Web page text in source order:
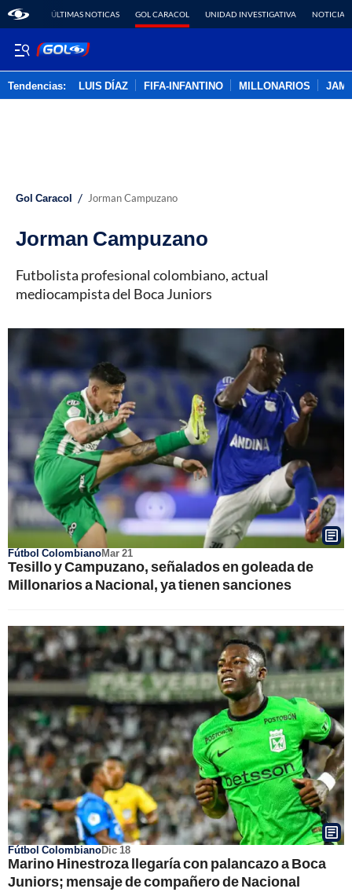
ÚLTIMAS NOTICAS GOL CARACOL UNIDAD INVESTIGATIVA NOTICIAS
Tendencias: LUIS DÍAZ FIFA-INFANTINO MILLONARIOS
Gol Caracol / Jorman Campuzano
Jorman Campuzano
Futbolista profesional colombiano, actual
mediocampista del Boca Juniors
Fútbol ColombianoMar 21
Tesillo y Campuzano, señalados en goleada de
Millonarios a Nacional, ya tienen sanciones
Fútbol ColombianoDic 18
Marino Hinestroza llegaría con palancazo a Boca
Juniors; mensaje de compañero de Nacional